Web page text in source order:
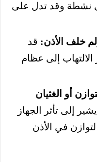
نشطة وقد تدل على
خلف الأذن: قد
إلى عظام
أو الغثيان
إلى تأثر الجهاز
في الأذن